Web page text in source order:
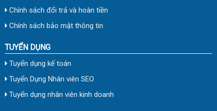
Chính sách đổi trả và hoàn tiền
Chính sách bảo mật thông tin
TUYỂN DỤNG
Tuyển dụng kế toán
Tuyển Dụng Nhân viên SEO
Tuyển dụng nhân viên kinh doanh